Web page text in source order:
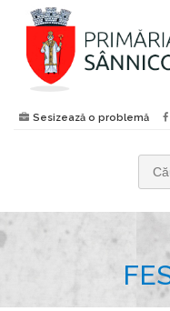
Sesizează o problemă